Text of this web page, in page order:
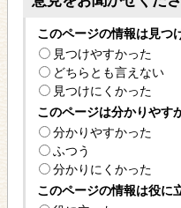
このページの情報は見つ
見つけやすかった
どちらとも言えない
見つけにくかった
このページは分かりやす
分かりやすかった
ふつう
分かりにくかった
このページの情報は役に